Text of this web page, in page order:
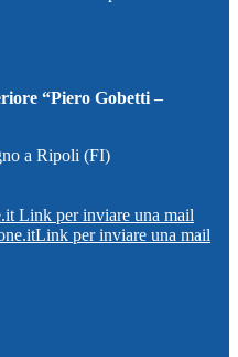
“Piero Gobetti –
a Ripoli (FI)
Link per inviare una mail
Link per inviare una mail